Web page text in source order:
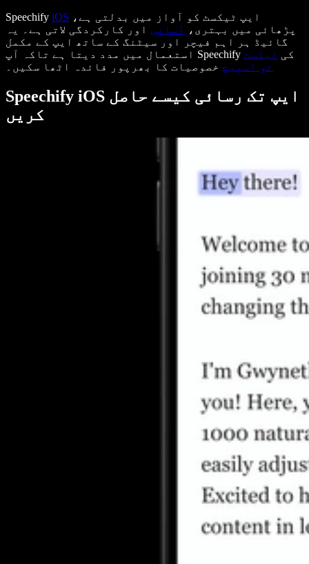
Speechify iOS
پڑھائی میں بہتری،
آسانی اور کارکردگی لاتی ہے۔ یہ
گائیڈ ہر اہم فیچر اور سیٹنگ کے ساتھ ایپ کے مکمل
استعمال میں مدد دیتا ہے تاکہ آپ Speechify کی ٹیکسٹ
ٹو اسپیچ خصوصیات کا بھرپور فائدہ اٹھا سکیں۔
Speechify iOS ایپ تک رسائی کیسے حاصل
کریں